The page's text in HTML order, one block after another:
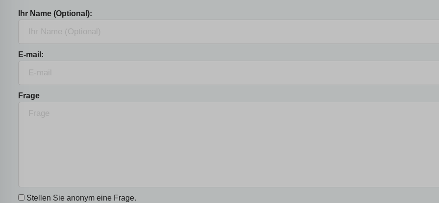
Ihr Name (Optional):
E-mail:
Frage
Stellen Sie anonym eine Frage.